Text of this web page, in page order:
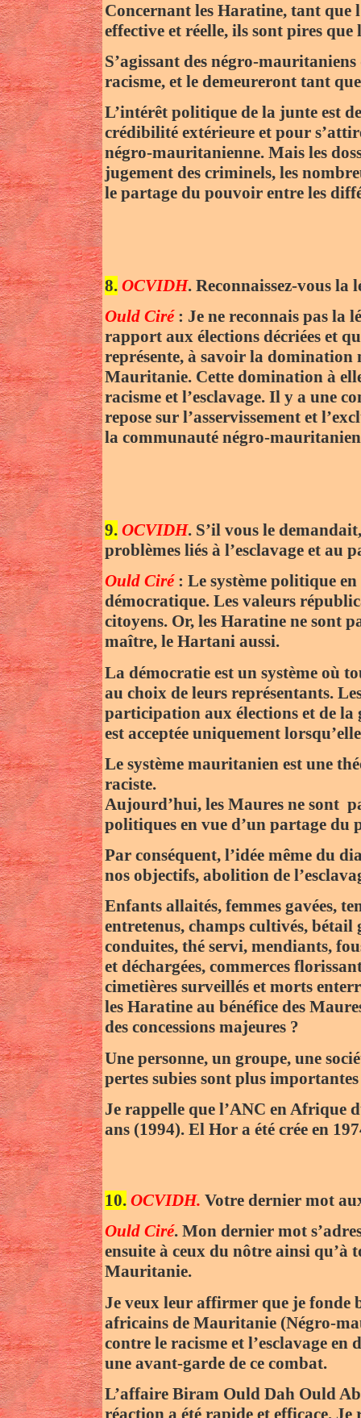
Concernant les Haratine, tant que
effective et réelle, ils sont pires
S’agissant des négro-
racisme, et le demeureront tant
L’intérêt politique de la junte est
crédibilité extérieure et pour
négro-mauritanienne. Mais les
jugement des criminels, les
le partage du pouvoir entre les
8. OCVIDH. Reconnaissez-vous
Ould Ciré: Je ne reconnais pas la
rapport aux élections décriées et
représente, à savoir la
Mauritanie. Cette domination à
racisme et l’esclavage. Il y a une
repose sur l’asservissement et
la communauté négro-
9. OCVIDH. S’il vous le
problèmes liés à l’esclavage et au
Ould Ciré: Le système politique
démocratique. Les valeurs
citoyens. Or, les Haratine ne sont
maître, le Hartani aussi.
La démocratie est un système où
au choix de leurs représentants.
participation aux élections et de
est acceptée uniquement
Le système mauritanien est une
raciste.
Aujourd’hui, les Maures ne sont
politiques en vue d’un partage du
Par conséquent, l’idée même du
nos objectifs, abolition de
Enfants allaités, femmes gavées,
entretenus, champs cultivés, bétail
conduites, thé servi, mendiants,
et déchargées, commerces
cimetières surveillés et morts
les Haratine au bénéfice des
des concessions majeures ?
Une personne, un groupe, une
pertes subies sont plus
Je rappelle que l’ANC en Afrique
ans (1994). El Hor a été crée en
10. OCVIDH. Votre dernier mot
Ould Ciré. Mon dernier mot
ensuite à ceux du nôtre ainsi qu’à
Mauritanie.
Je veux leur affirmer que je fonde
africains de Mauritanie (Négro-
contre le racisme et l’esclavage
une avant-garde de ce combat.
L’affaire Biram Ould Dah Ould
réaction a été rapide et efficace.